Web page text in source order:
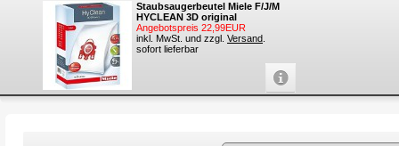
Staubsaugerbeutel Miele F/J/M
HYCLEAN 3D original
Angebotspreis 22,99EUR
inkl. MwSt. und zzgl. Versand
sofort lieferbar